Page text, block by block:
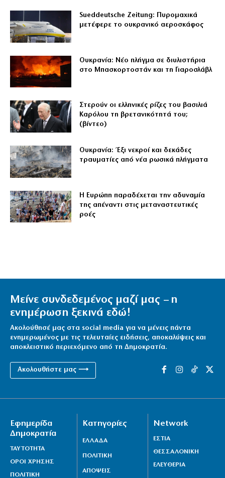
Sueddeutsche Zeitung: Πυρομαχικά
μετέφερε το ουκρανικό αεροσκάφος
Ουκρανία: Νέο πλήγμα σε διυλιστήρια
στο Μπασκορτοστάν και τη Γιαροσλάβλ
Στερούν οι ελληνικές ρίζες του βασιλιά
Καρόλου τη βρετανικότητά του;
(βίντεο)
Ουκρανία: Έξι νεκροί και δεκάδες
τραυματίες από νέα ρωσικά πλήγματα
Η Ευρώπη παραδέχεται την αδυναμία
της απέναντι στις μεταναστευτικές
ροές
Μείνε συνδεδεμένος μαζί μας – η
ενημέρωση ξεκινά εδώ!
Ακολούθησέ μας στα social media για να μένεις πάντα
ενημερωμένος με τις τελευταίες ειδήσεις, αποκαλύψεις και
αποκλειστικό περιεχόμενο από τη Δημοκρατία.
Ακολουθήστε μας ⟶
Εφημερίδα
Δημοκρατία
ΤΑΥΤΟΤΗΤΑ
ΟΡΟΙ ΧΡΗΣΗΣ
ΠΟΛΙΤΙΚΗ
Κατηγορίες
ΕΛΛΑΔΑ
ΠΟΛΙΤΙΚΗ
ΑΠΟΨΕΙΣ
Network
ΕΣΤΙΑ
ΘΕΣΣΑΛΟΝΙΚΗ
ΕΛΕΥΘΕΡΙΑ